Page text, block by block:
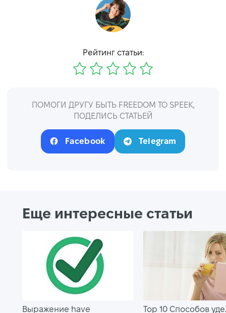
Рейтинг статьи:
ПОМОГИ ДРУГУ БЫТЬ FREEDOM TO SPEEK,
ПОДЕЛИСЬ СТАТЬЕЙ
Facebook Telegram
Еще интересные статьи
Выражение have Top 10 Способов